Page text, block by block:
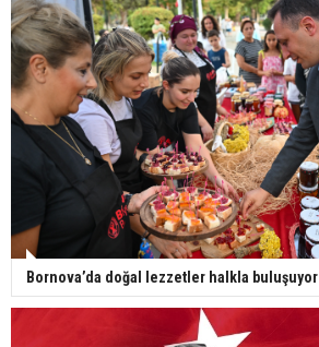
Bornova’da doğal lezzetler halkla buluşuyor